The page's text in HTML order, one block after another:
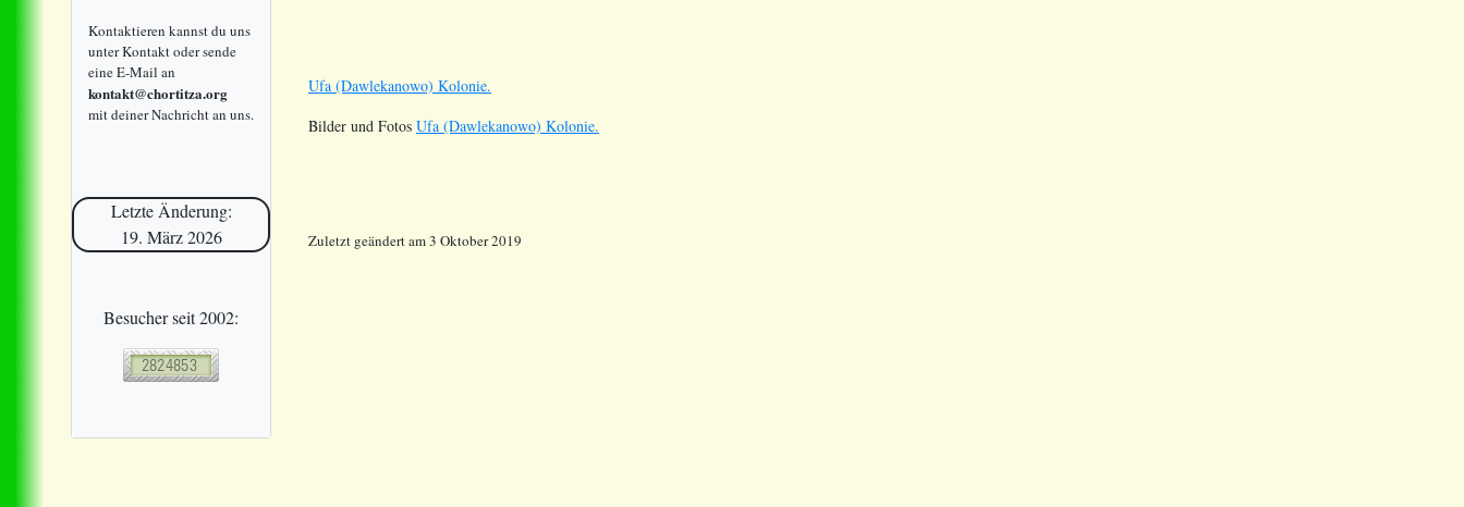
Kontaktieren kannst du uns
unter Kontakt oder sende
eine E-Mail an
kontakt@chortitza.org
mit deiner Nachricht an uns.
Letzte Änderung:
19. März 2026
Besucher seit 2002:
Ufa (Dawlekanowo) Kolonie.
Bilder und Fotos Ufa (Dawlekanowo) Kolonie.
Zuletzt geändert am 3 Oktober 2019